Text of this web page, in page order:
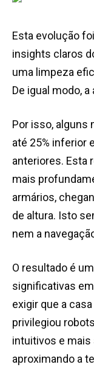
Esta evolução
insights claros
uma limpeza
De igual modo,
Por isso, alguns
até 25% inferior
anteriores. Esta
mais
armários,
de altura. Isto
nem a
O resultado é
significativas
exigir que a
privilegiou
intuitivos e mais
aproximando a